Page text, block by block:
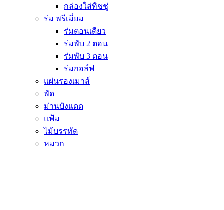
กล่องใส่ทิชชู่
ร่ม พรีเมี่ยม
ร่มตอนเดียว
ร่มพับ 2 ตอน
ร่มพับ 3 ตอน
ร่มกอล์ฟ
แผ่นรองเมาส์
พัด
ม่านบังแดด
แฟ้ม
ไม้บรรทัด
หมวก